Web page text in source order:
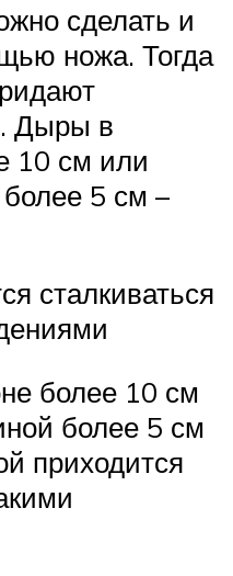
сделать и
ножа. Тогда
Дыры в
10 см или
5 см –
сталкиваться
более 10 см
более 5 см
приходится